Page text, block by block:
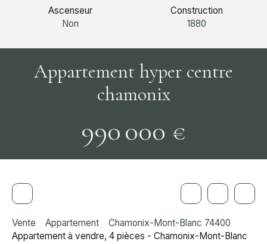
Ascenseur
Non
Construction
1880
Appartement hyper centre
chamonix
990 000 €
Vente Appartement
Chamonix-Mont-Blanc 74400
Appartement à vendre, 4 pièces - Chamonix-Mont-Blanc